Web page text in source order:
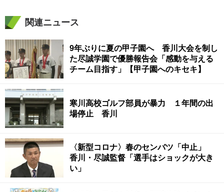
関連ニュース
9年ぶりに夏の甲子園へ 香川大会を制し
た尽誠学園で優勝報告会「感動を与える
チーム目指す」【甲子園へのキセキ】
寒川高校ゴルフ部員が暴力 １年間の出
場停止 香川
〈新型コロナ〉春のセンバツ「中止」
香川・尽誠監督「選手はショックが大き
い」